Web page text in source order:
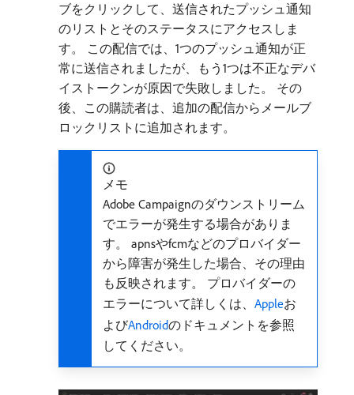
ブをクリックして、送信されたプッシュ通知
のリストとそのステータスにアクセスしま
す。 この配信では、1つのプッシュ通知が正
常に送信されましたが、もう1つは不正なデバ
イストークンが原因で失敗しました。 その
後、この購読者は、追加の配信からメールブ
ロックリストに追加されます。
メモ
Adobe Campaignのダウンストリーム
でエラーが発生する場合がありま
す。 apnsやfcmなどのプロバイダー
から障害が発生した場合、その理由
も反映されます。 プロバイダーの
エラーについて詳しくは、 Appleお
よびAndroidのドキュメントを参照
してください。